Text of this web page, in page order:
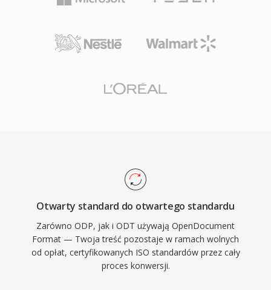
Otwarty standard do otwartego standardu
Zarówno ODP, jak i ODT używają OpenDocument
Format — Twoja treść pozostaje w ramach wolnych
od opłat, certyfikowanych ISO standardów przez cały
proces konwersji.